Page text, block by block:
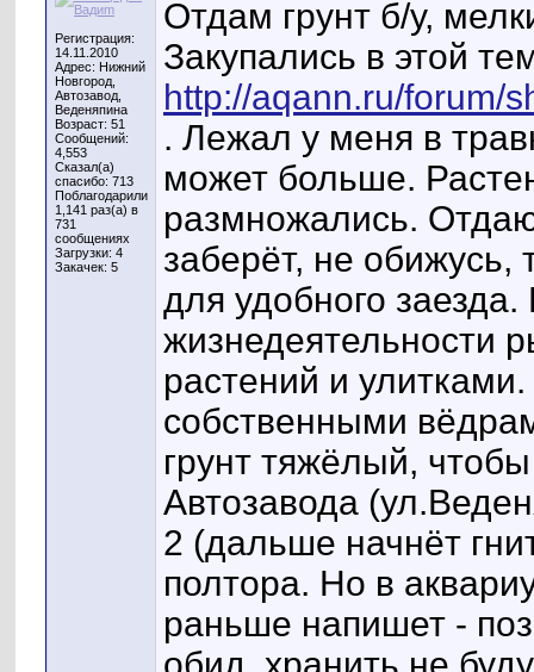
Регистрация:
14.11.2010
Адрес: Нижний
Новгород,
Автозавод,
Веденяпина
Возраст: 51
Сообщений:
4,553
Сказал(а)
спасибо: 713
Поблагодарили
1,141 раз(а) в
731
сообщениях
Загрузки: 4
Закачек: 5
Отдам грунт б/у,
Закупались в этой
http://aqann.ru/forum/
. Лежал у меня в
может больше.
размножались.
заберёт, не
для удобного
жизнедеятельности
растений и
собственными
грунт тяжёлый,
Автозавода
2 (дальше начнёт
полтора. Но в
раньше напишет -